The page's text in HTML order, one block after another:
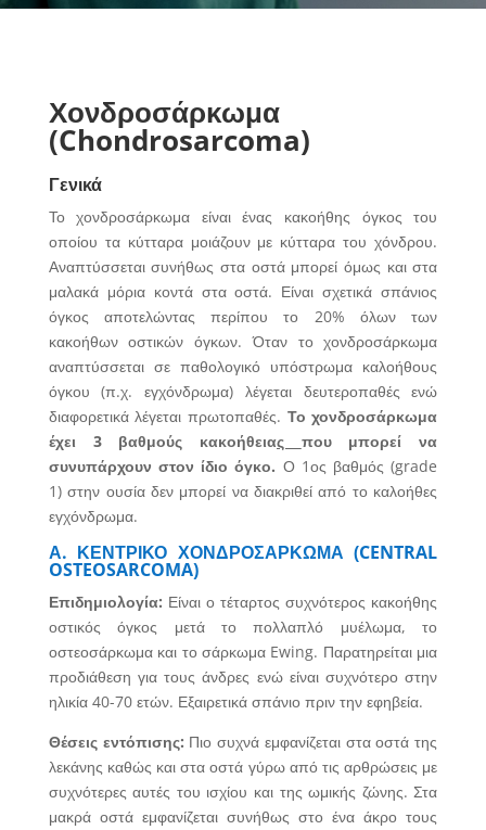
Χονδροσάρκωμα
(Chondrosarcoma)
Γενικά
Το χονδροσάρκωμα είναι ένας κακοήθης όγκος του
οποίου τα κύτταρα μοιάζουν με κύτταρα του χόνδρου.
Αναπτύσσεται συνήθως στα οστά μπορεί όμως και στα
μαλακά μόρια κοντά στα οστά. Είναι σχετικά σπάνιος
όγκος αποτελώντας περίπου το 20% όλων των
κακοήθων οστικών όγκων. Όταν το χονδροσάρκωμα
αναπτύσσεται σε παθολογικό υπόστρωμα καλοήθους
όγκου (π.χ. εγχόνδρωμα) λέγεται δευτεροπαθές ενώ
διαφορετικά λέγεται πρωτοπαθές. Το χονδροσάρκωμα
έχει 3 βαθμούς κακοήθειας που μπορεί να
συνυπάρχουν στον ίδιο όγκο. Ο 1ος βαθμός (grade
1) στην ουσία δεν μπορεί να διακριθεί από το καλοήθες
εγχόνδρωμα.
Α. ΚΕΝΤΡΙΚΟ ΧΟΝΔΡΟΣΑΡΚΩΜΑ (CENTRAL
OSTEOSARCOMA)
Επιδημιολογία: Είναι ο τέταρτος συχνότερος κακοήθης
οστικός όγκος μετά το πολλαπλό μυέλωμα, το
οστεοσάρκωμα και το σάρκωμα Ewing. Παρατηρείται μια
προδιάθεση για τους άνδρες ενώ είναι συχνότερο στην
ηλικία 40-70 ετών. Εξαιρετικά σπάνιο πριν την εφηβεία.
Θέσεις εντόπισης: Πιο συχνά εμφανίζεται στα οστά της
λεκάνης καθώς και στα οστά γύρω από τις αρθρώσεις με
συχνότερες αυτές του ισχίου και της ωμικής ζώνης. Στα
μακρά οστά εμφανίζεται συνήθως στο ένα άκρο τους